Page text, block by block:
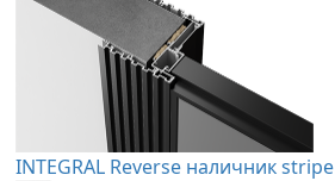
INTEGRAL Reverse наличник stripe